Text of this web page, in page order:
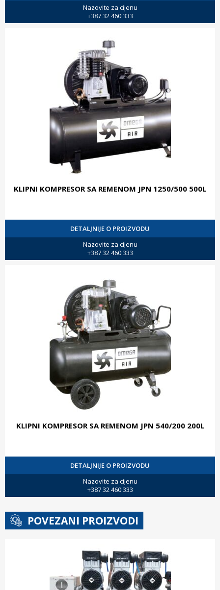
Nazovite za cijenu
+387 32 460 333
KLIPNI KOMPRESOR SA REMENOM JPN 1250/500 500L
DETALJNIJE O PROIZVODU
Nazovite za cijenu
+387 32 460 333
KLIPNI KOMPRESOR SA REMENOM JPN 540/200 200L
DETALJNIJE O PROIZVODU
Nazovite za cijenu
+387 32 460 333
POVEZANI PROIZVODI